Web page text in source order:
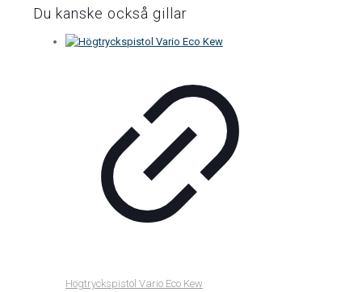
Du kanske också gillar
Högtryckspistol Vario Eco Kew